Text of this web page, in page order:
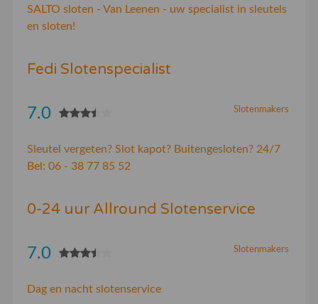
SALTO sloten - Van Leenen - uw specialist in sleutels
en sloten!
Fedi Slotenspecialist
Slotenmakers
7.0
Sleutel vergeten? Slot kapot? Buitengesloten? 24/7
Bel: 06 - 38 77 85 52
0-24 uur Allround Slotenservice
Slotenmakers
7.0
Dag en nacht slotenservice